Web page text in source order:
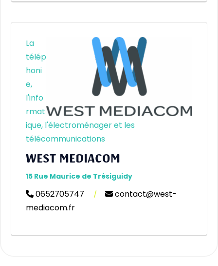
La
télép
honi
e,
l'info
rmat
ique, l'électroménager et les
télécommunications
WEST MEDIACOM
15 Rue Maurice de Trésiguidy
0652705747 |
contact@west-
mediacom.fr